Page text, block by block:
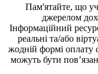
Пам'ятайте, що
джерелом
Інформаційний
реальні та/або
жодній формі оплату
можуть бути